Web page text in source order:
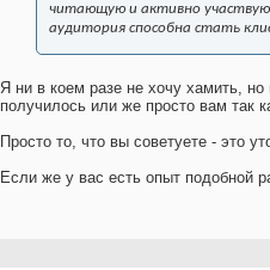
читающую и активно
аудитория способна стать
Я ни в коем разе не хочу хамить, но
получилось или же просто вам так
Просто то, что вы советуете - это
Если же у вас есть опыт подобной